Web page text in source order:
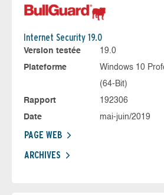
Internet Security 19.0
Version testée
19.0
Plateforme
Windows 10
(64-Bit)
Rapport
192306
Date
mai-juin/2019
PAGE WEB
ARCHIVES